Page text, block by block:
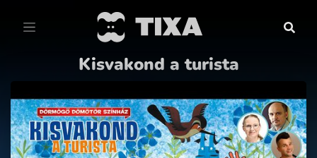
Kisvakond a turista